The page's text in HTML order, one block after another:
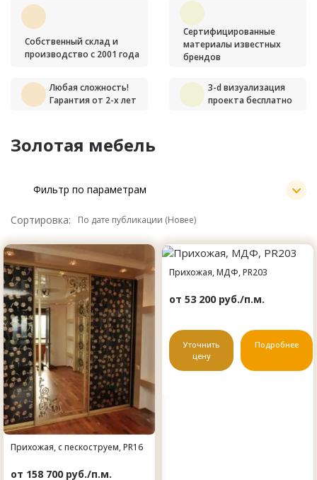
Собственный склад и
производство с 2001 года
Сертифицированные
материалы известных
брендов
Любая сложность!
Гарантия от 2-х лет
3-d визуализация
проекта бесплатно
Золотая мебель
Фильтр по параметрам
Сортировка:
Прихожая, с пескоструем, PR16
от 158 700 руб./п.м.
Прихожая, МДФ, PR203
от 53 200 руб./п.м.
Уточнить
цену
Подробнее